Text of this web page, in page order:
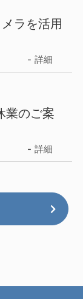
ラを活用
詳細
業のご案
詳細